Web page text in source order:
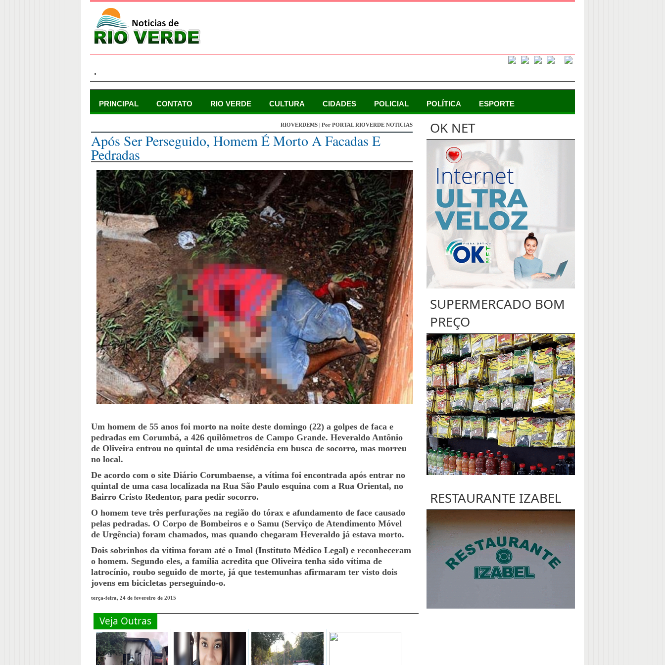
.
PRINCIPAL CONTATO RIO VERDE CULTURA CIDADES POLICIAL POLÍTICA ESPORTE
RIOVERDEMS | Por PORTAL RIOVERDE NOTICIAS
Após Ser Perseguido, Homem É Morto A Facadas E
Pedradas
Um homem de 55 anos foi morto na noite deste domingo (22) a golpes de faca e
pedradas em Corumbá, a 426 quilômetros de Campo Grande. Heveraldo Antônio
de Oliveira entrou no quintal de uma residência em busca de socorro, mas morreu
no local.
De acordo com o site Diário Corumbaense, a vítima foi encontrada após entrar no
quintal de uma casa localizada na Rua São Paulo esquina com a Rua Oriental, no
Bairro Cristo Redentor, para pedir socorro.
O homem teve três perfurações na região do tórax e afundamento de face causado
pelas pedradas. O Corpo de Bombeiros e o Samu (Serviço de Atendimento Móvel
de Urgência) foram chamados, mas quando chegaram Heveraldo já estava morto.
Dois sobrinhos da vítima foram até o Imol (Instituto Médico Legal) e reconheceram
o homem. Segundo eles, a família acredita que Oliveira tenha sido vítima de
latrocínio, roubo seguido de morte, já que testemunhas afirmaram ter visto dois
jovens em bicicletas perseguindo-o.
terça-feira, 24 de fevereiro de 2015
Veja Outras
OK NET
SUPERMERCADO BOM
PREÇO
RESTAURANTE IZABEL